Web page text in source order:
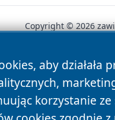
aby
korzystanie
Copyright © 2026
News Autorzy